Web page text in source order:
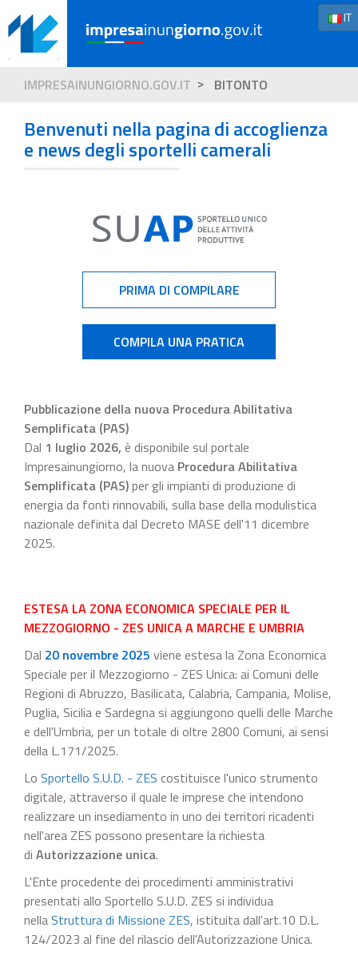
IT
IMPRESAINUNGIORNO.GOV.IT BITONTO
Benvenuti nella pagina di accoglienza
e news degli sportelli camerali
PRIMA DI COMPILARE
COMPILA UNA PRATICA
Pubblicazione della nuova Procedura Abilitativa
Semplificata (PAS)
Dal 1 luglio 2026, è disponibile sul portale
Impresainungiorno, la nuova Procedura Abilitativa
Semplificata (PAS)per gli impianti di produzione di
energia da fonti rinnovabili, sulla base della modulistica
nazionale definita dal Decreto MASE dell'11 dicembre
2025.
ESTESA LA ZONA ECONOMICA SPECIALE PER IL
MEZZOGIORNO - ZES UNICA A MARCHE E UMBRIA
Dal 20 novembre 2025 viene estesa la Zona Economica
Speciale per il Mezzogiorno - ZES Unica: ai Comuni delle
Regioni di Abruzzo, Basilicata, Calabria, Campania, Molise,
Puglia, Sicilia e Sardegna si aggiungono quelli delle Marche
e dell'Umbria, per un totale di oltre 2800 Comuni, ai sensi
della L.171/2025.
Lo Sportello S.U.D. - ZES costituisce l'unico strumento
digitale, attraverso il quale le imprese che intendono
realizzare un insediamento in uno dei territori ricadenti
nell'area ZES possono presentare la richiesta
di Autorizzazione unica.
L'Ente procedente dei procedimenti amministrativi
presentati allo Sportello S.U.D. ZES si individua
nellaStruttura di Missione ZES, istituita dall'art.10 D.L.
124/2023 al fine del rilascio dell'Autorizzazione Unica.